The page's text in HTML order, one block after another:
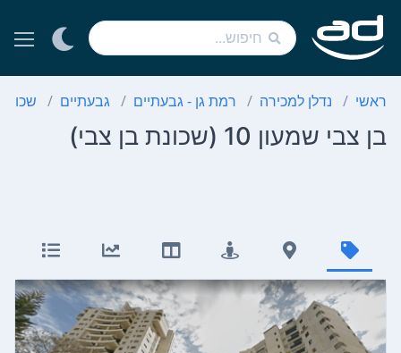
ראשי נדלן למכירה רמת גן - גבעתיים גבעתיים
בן צבי שמעון 10 (שכונת בן צבי)